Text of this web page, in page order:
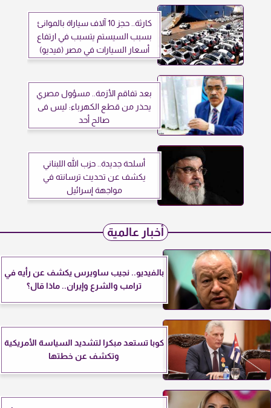
كارثة.. حجز 10 آلاف سياراة بالموانئ
بسبب السيستم يتسبب في ارتفاع
أسعار السيارات في مصر (فيديو)
بعد تفاقم الأزمة.. مسؤول مصري
يحذر من قطع الكهرباء: ليس فى
صالح أحد
أسلحة جديدة.. حزب الله اللبناني
يكشف عن تحديث ترسانته في
مواجهة إسرائيل
أخبار عالمية
بالفيديو.. نجيب ساويرس يكشف عن رأيه في
ترامب والشرع وإيران.. ماذا قال؟
كوبا تستعد مبكرا لتشديد السياسة الأمريكية
وتكشف عن خطتها